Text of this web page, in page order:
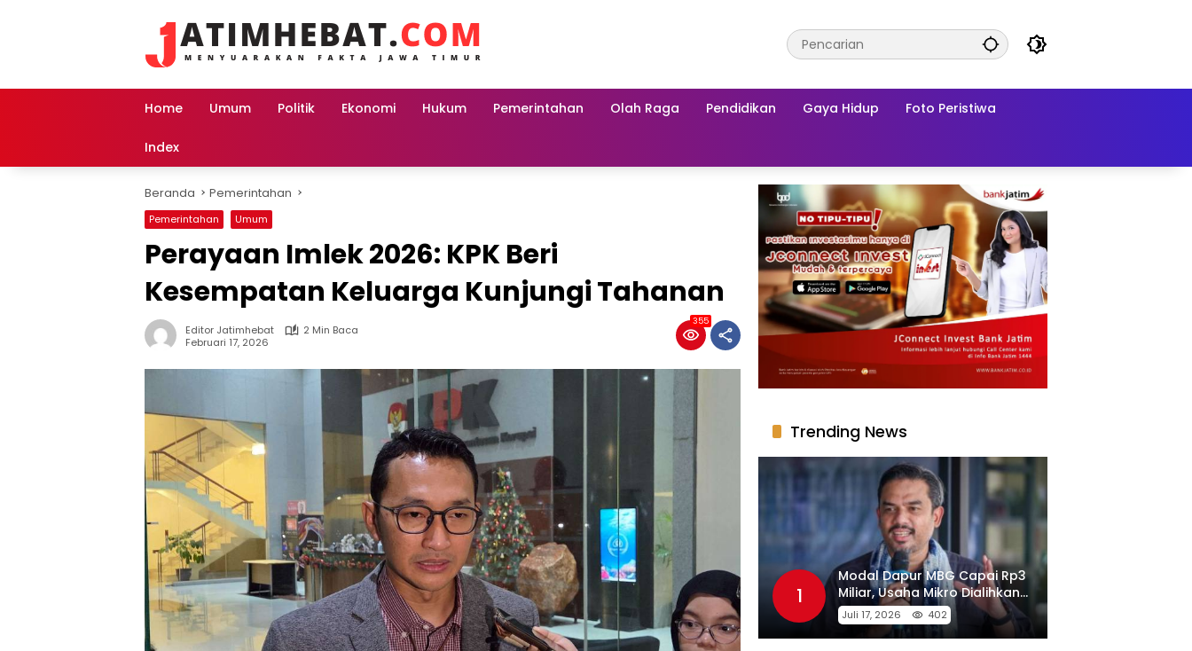
Home Umum Politik Ekonomi Hukum Pemerintahan Olah Raga Pendidikan Gaya Hidup Foto Peristiwa
Index
Beranda Pemerintahan
Pemerintahan Umum
Perayaan Imlek 2026: KPK Beri
Kesempatan Keluarga Kunjungi Tahanan
Editor Jatimhebat
2 Min Baca
Februari 17, 2026
355
Trending News
1
Modal Dapur MBG Capai Rp3
Miliar, Usaha Mikro Dialihkan
Jadi Pemasok
Juli 17, 2026 402